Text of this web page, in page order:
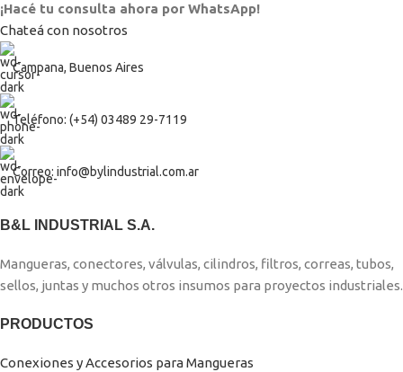
¡Hacé tu consulta ahora por WhatsApp!
Chateá con nosotros
Campana, Buenos Aires
Teléfono: (+54) 03489 29-7119
Correo: info@bylindustrial.com.ar
B&L INDUSTRIAL S.A.
Mangueras, conectores, válvulas, cilindros, filtros, correas, tubos,
sellos, juntas y muchos otros insumos para proyectos industriales.
PRODUCTOS
Conexiones y Accesorios para Mangueras